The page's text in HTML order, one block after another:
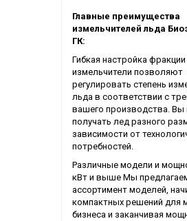
Главные преимущества
измельчителей льда
ГК:
Гибкая настройка
измельчители позволяют
регулировать степень
льда в соответствии с
вашего производства. Вы
получать лед разного
зависимости от
потребностей.
Различные модели и
кВт и выше Мы
ассортимент моделей,
компактных решений для
бизнеса и заканчивая